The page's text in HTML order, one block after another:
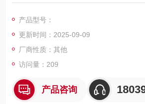
产品型号：
更新时间：2025-09-09
厂商性质：其他
访问量：209
产品咨询